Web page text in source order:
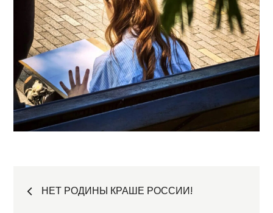
Навигация
НЕТ РОДИНЫ КРАШЕ РОССИИ!